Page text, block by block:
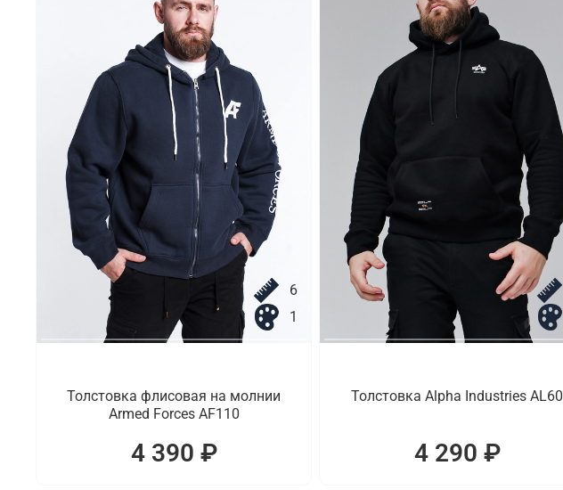
6
1
Толстовка флисовая на молнии
Armed Forces AF110
4 390 ₽
Толстовка Alpha Industries AL60
4 290 ₽